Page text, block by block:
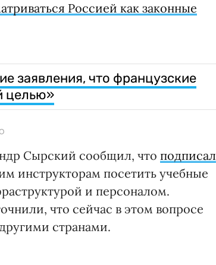
Россией как законные
заявления, что французские
целью»
Сырский сообщил, что подписал
инструкторам посетить учебные
и персоналом.
что сейчас в этом вопросе
странами.